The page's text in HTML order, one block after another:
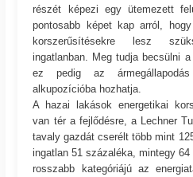
részét képezi egy ütemezett
pontosabb képet kap arról,
korszerűsítésekre lesz
ingatlanban. Meg tudja becsülni
ez pedig az
alkupozícióba hozhatja.
A hazai lakások energetikai
van tér a fejlődésre, a Lechner
tavaly gazdát cserélt több mint
ingatlan 51 százaléka, mintegy
rosszabb kategóriájú az